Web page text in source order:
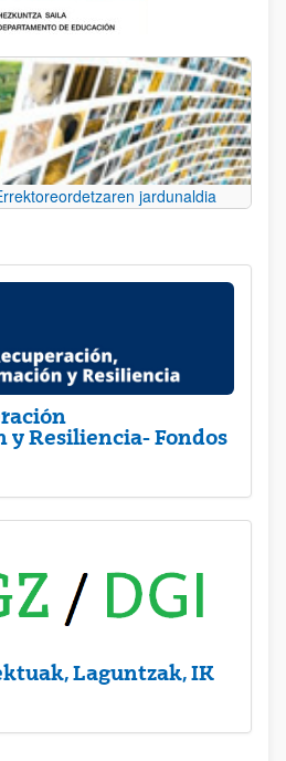
jardunaldia
y Resiliencia- Fondos
Laguntzak, IK